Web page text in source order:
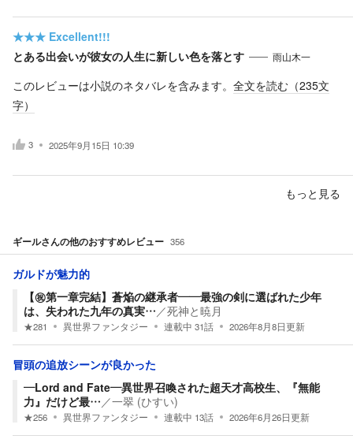
★★★ Excellent!!!
とある出会いが彼女の人生に新しい色を落とす
雨山木一
このレビューは小説のネタバレを含みます。 全文を読む（235文
字）
3 2025年9月15日 10:39
もっと見る
ギールさんの他のおすすめレビュー 356
ガルドが魅力的
【㊗️第一章完結】蒼焔の継承者――最強の剣に選ばれた少年
は、失われた九年の真実… ／死神と暁月
★281 異世界ファンタジー 連載中 31話 2026年8月8日更新
冒頭の追放シーンが良かった
―Lord and Fate―異世界召喚された超天才高校生、『無能
力』だけど最… ／一翠 (ひすい)
★256 異世界ファンタジー 連載中 13話 2026年6月26日更新